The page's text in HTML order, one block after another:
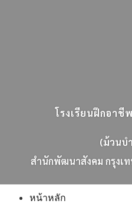
โรงเรียนฝึกอา
(ม้วนบ
สนกพฒนาสงคม กรงเท
หน้าหลัก